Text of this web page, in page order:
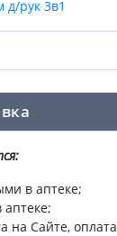
д/рук 3в1
д/рук 3в1 новая
д/рук и ногтей
д/рук лотос/оливка
в аптеке;
на Сайте, оплата